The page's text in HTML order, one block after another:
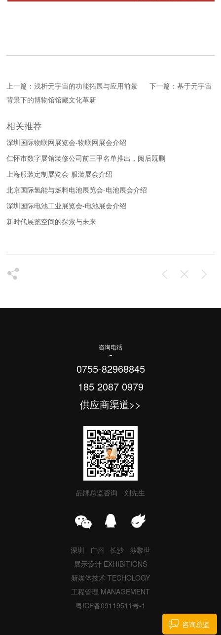
咨询总监
上一篇：浅析元宇宙的功能拓展与应用前景 下一篇：基于元宇宙
背景下的博物馆馆藏文化革新
相关推荐
深圳国际物联网展览会-物联网展会介绍
仁怀市数字展馆装修公司前三甲名单推出，阅后既删
上海服装定制展览会-服装展会介绍
北京国际氢能与燃料电池展览会-电池展会介绍
深圳国际电池工业展览会-电池展会介绍
新时代展览空间的探索与未来
咨询电话
0755-82968845
185 2087 0979
供应商渠道>>
品牌总监咨询 刘先生
深圳 广州 长沙 苏黎世
展示设计 EXHIBITIONS
新媒体技术 TECHOLOGY
工程管理 MANAGEMENT
粤ICP备09119511号-1